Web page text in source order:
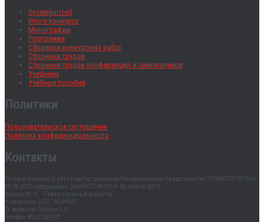
Uncategorized
Итоги конкурса
Монографии
Программа
Сборники конкурсных работ
Сборники трудов
Сборники трудов конференций и симпозиумов
Учебники
Учебные пособия
Политики
Пользовательское соглашение
Политика конфиденциальности
Контакты
Сетевое издание (сайт) зарегистрировано Роскомнадзором, свидетельство ЭЛ№ФС77-70153 от
30.06.2017 (предыдущее Эл№ФC77-49690 от 26 апреля 2012).
Корман М.О. - Ответственный редактор
Учредитель: ООО "МЦНИП"
Гл.редактор: Скопин О.В.
Телефон: 89127281780